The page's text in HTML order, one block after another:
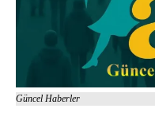
Güncel Haberler